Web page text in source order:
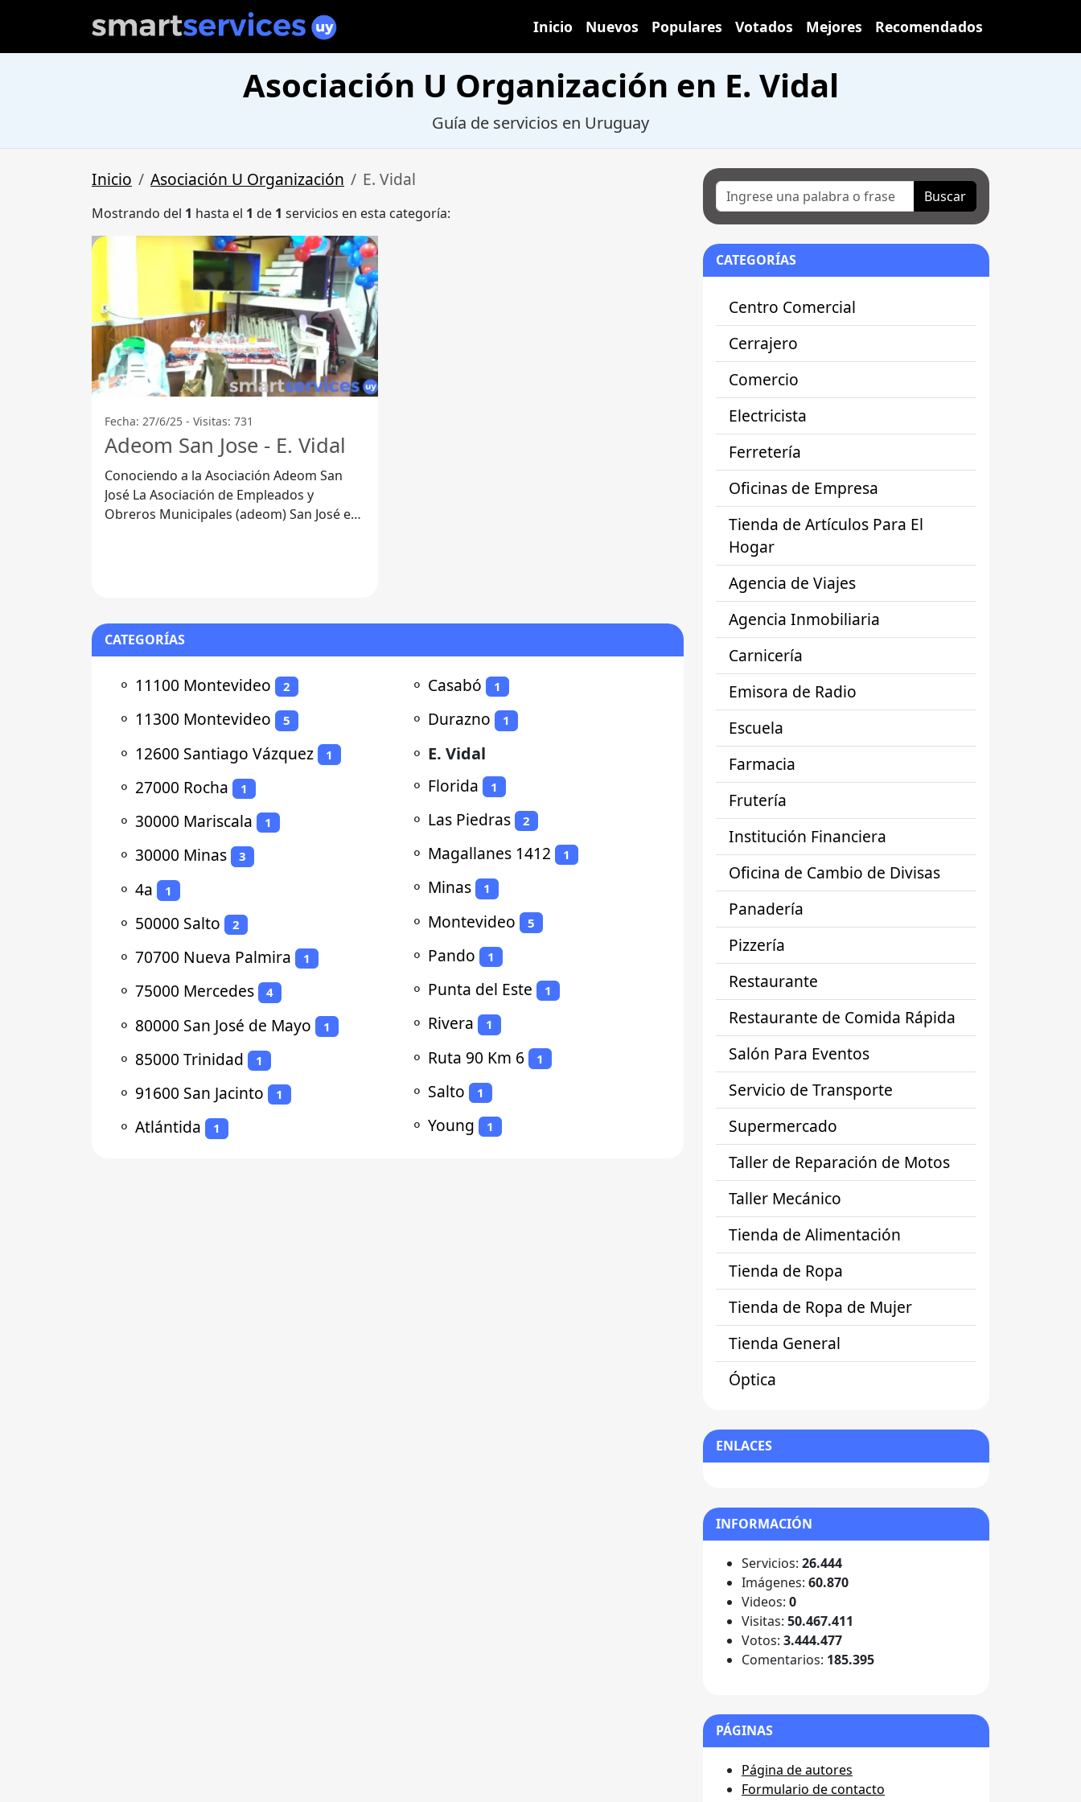
Inicio Nuevos Populares Votados Mejores Recomendados
Asociación U Organización en E. Vidal
Guía de servicios en Uruguay
Inicio Asociación U Organización E. Vidal
Mostrando del 1 hasta el 1 de 1 servicios en esta categoría:
Fecha: 27/6/25 - Visitas: 731
Adeom San Jose - E. Vidal
Conociendo a la Asociación Adeom San
José La Asociación de Empleados y
Obreros Municipales (adeom) San José es
CATEGORÍAS
⚬ 11100 Montevideo 2
⚬ 11300 Montevideo 5
⚬ 12600 Santiago Vázquez 1
⚬ 27000 Rocha 1
⚬ 30000 Mariscala 1
⚬ 30000 Minas 3
⚬ 4a 1
⚬ 50000 Salto 2
⚬ 70700 Nueva Palmira 1
⚬ 75000 Mercedes 4
⚬ 80000 San José de Mayo 1
⚬ 85000 Trinidad 1
⚬ 91600 San Jacinto 1
⚬ Atlántida 1
⚬ Casabó 1
⚬ Durazno 1
⚬ E. Vidal
⚬ Florida 1
⚬ Las Piedras 2
⚬ Magallanes 1412 1
⚬ Minas 1
⚬ Montevideo 5
⚬ Pando 1
⚬ Punta del Este 1
⚬ Rivera 1
⚬ Ruta 90 Km 6 1
⚬ Salto 1
⚬ Young 1
Buscar
CATEGORÍAS
Centro Comercial
Cerrajero
Comercio
Electricista
Ferretería
Oficinas de Empresa
Tienda de Artículos Para El
Hogar
Agencia de Viajes
Agencia Inmobiliaria
Carnicería
Emisora de Radio
Escuela
Farmacia
Frutería
Institución Financiera
Oficina de Cambio de Divisas
Panadería
Pizzería
Restaurante
Restaurante de Comida Rápida
Salón Para Eventos
Servicio de Transporte
Supermercado
Taller de Reparación de Motos
Taller Mecánico
Tienda de Alimentación
Tienda de Ropa
Tienda de Ropa de Mujer
Tienda General
Óptica
ENLACES
INFORMACIÓN
Servicios: 26.444
Imágenes: 60.870
Videos: 0
Visitas: 50.467.411
Votos: 3.444.477
Comentarios: 185.395
PÁGINAS
Página de autores
Formulario de contacto